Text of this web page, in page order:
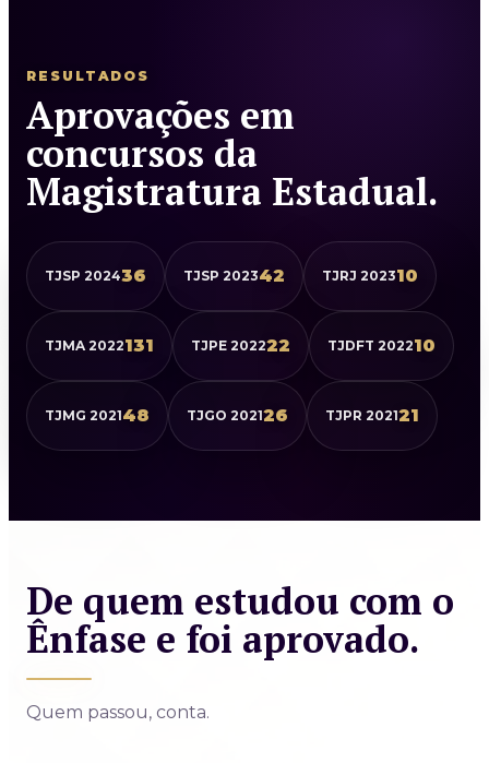
RESULTADOS
Aprovações em
concursos da
Magistratura Estadual.
TJSP 202436 TJSP 202342 TJRJ 202310
TJMA 2022131 TJPE 202222 TJDFT 202210
TJMG 202148 TJGO 202126 TJPR 202121
De quem estudou com o
Ênfase e foi aprovado.
Quem passou, conta.